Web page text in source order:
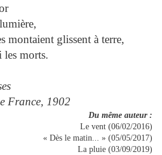
montaient glissent à terre,
les morts.
France, 1902
Du même auteur :
Le vent (06/02/2016)
« Dès le matin... » (05/05/2017)
La pluie (03/09/2019)